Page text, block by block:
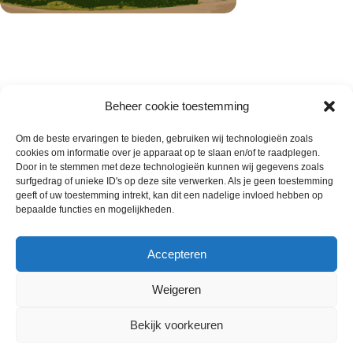
Beheer cookie toestemming
Om de beste ervaringen te bieden, gebruiken wij technologieën zoals
cookies om informatie over je apparaat op te slaan en/of te raadplegen.
Door in te stemmen met deze technologieën kunnen wij gegevens zoals
surfgedrag of unieke ID's op deze site verwerken. Als je geen toestemming
geeft of uw toestemming intrekt, kan dit een nadelige invloed hebben op
bepaalde functies en mogelijkheden.
Accepteren
Weigeren
Bekijk voorkeuren
Wie zijn wij
Contact met onze inkoop
Klantenservice
Annuleer & Retourbeleid
Horeca-Groothandel
Wij gebruiken cookies om uw ervaring op onze